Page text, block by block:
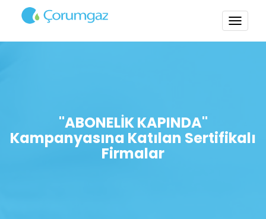
"ABONELİK KAPINDA"
Kampanyasına Katılan Sertifikalı
Firmalar